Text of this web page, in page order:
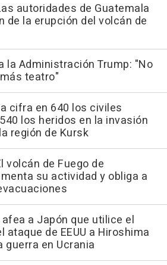
autoridades de Guatemala
de la erupción del volcán de
la Administración Trump: "No
teatro"
cifra en 640 los civiles
los heridos en la invasión
región de Kursk
volcán de Fuego de
su actividad y obliga a
a Japón que utilice el
ataque de EEUU a Hiroshima
guerra en Ucrania